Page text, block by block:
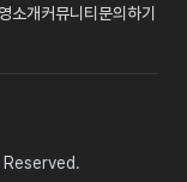
소개커뮤니티 문의하기